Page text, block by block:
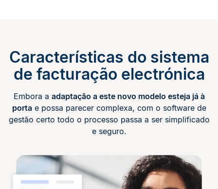
Características do sistema
de facturação electrónica
Embora a adaptação a este novo modelo esteja já à
portae possa parecer complexa, com o software de
gestão certo todo o processo passa a ser simplificado
e seguro.